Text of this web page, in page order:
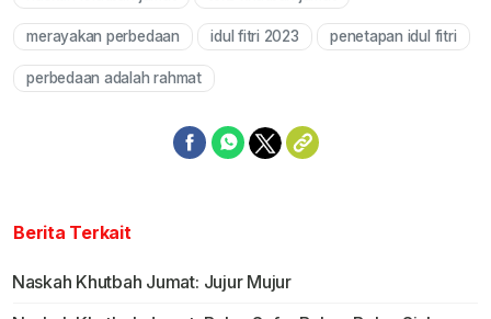
merayakan perbedaan idul fitri 2023 penetapan idul fitri
perbedaan adalah rahmat
Berita Terkait
Naskah Khutbah Jumat: Jujur Mujur